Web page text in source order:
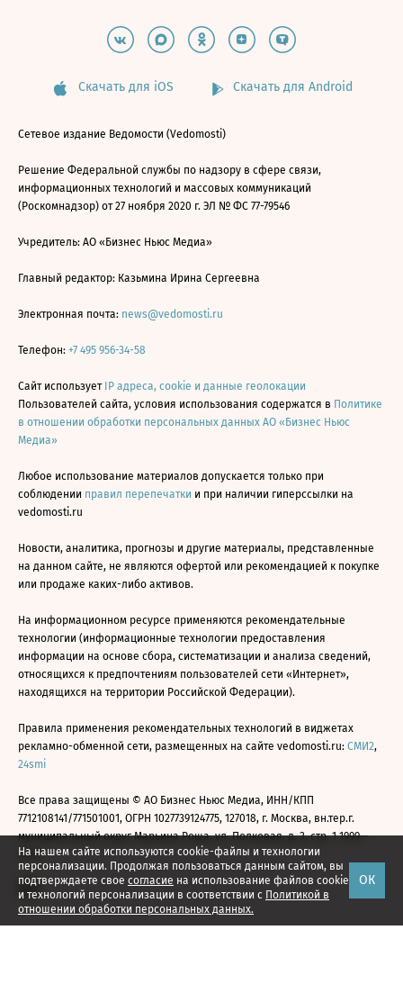
На нашем сайте используются cookie-файлы и технологии
персонализации. Продолжая пользоваться данным сайтом, вы
подтверждаете свое согласие на использование файлов cookie
и технологий персонализации в соответствии с Политикой в
отношении обработки персональных данных.
ОК
Скачать для iOS Скачать для Android
Сетевое издание Ведомости (Vedomosti)
Решение Федеральной службы по надзору в сфере связи,
информационных технологий и массовых коммуникаций
(Роскомнадзор) от 27 ноября 2020 г. ЭЛ № ФС 77-79546
Учредитель: АО «Бизнес Ньюс Медиа»
Главный редактор: Казьмина Ирина Сергеевна
Электронная почта: news@vedomosti.ru
Телефон: +7 495 956-34-58
Сайт использует IP адреса, cookie и данные геолокации
Пользователей сайта, условия использования содержатся в Политике
в отношении обработки персональных данных АО «Бизнес Ньюс
Медиа»
Любое использование материалов допускается только при
соблюдении правил перепечатки и при наличии гиперссылки на
vedomosti.ru
Новости, аналитика, прогнозы и другие материалы, представленные
на данном сайте, не являются офертой или рекомендацией к покупке
или продаже каких-либо активов.
На информационном ресурсе применяются рекомендательные
технологии (информационные технологии предоставления
информации на основе сбора, систематизации и анализа сведений,
относящихся к предпочтениям пользователей сети «Интернет»,
находящихся на территории Российской Федерации).
Правила применения рекомендательных технологий в виджетах
рекламно-обменной сети, размещенных на сайте vedomosti.ru: СМИ2,
24smi
Все права защищены © АО Бизнес Ньюс Медиа, ИНН/КПП
7712108141/771501001, ОГРН 1027739124775, 127018, г. Москва, вн.тер.г.
муниципальный округ Марьина Роща, ул. Полковая, д. 3, стр. 1 1999—
2026